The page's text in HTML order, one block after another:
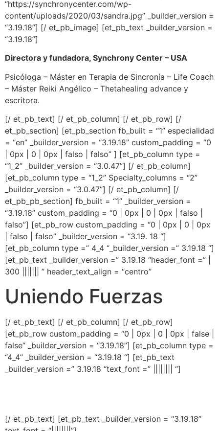
“https://synchronycenter.com/wp-
content/uploads/2020/03/sandra.jpg” _builder_version =
“3.19.18”] [/ et_pb_image] [et_pb_text _builder_version =
“3.19.18”]
Directora y fundadora, Synchrony Center – USA
Psicóloga – Máster en Terapia de Sincronía – Life Coach
– Máster Reiki Angélico – Thetahealing advance y
escritora.
[/ et_pb_text] [/ et_pb_column] [/ et_pb_row] [/
et_pb_section] [et_pb_section fb_built = “1” especialidad
= “en” _builder_version = “3.19.18” custom_padding = “0
| 0px | 0 | 0px | falso | falso” ] [et_pb_column type =
“1_2” _builder_version = “3.0.47”] [/ et_pb_column]
[et_pb_column type = “1_2” Specialty_columns = “2”
_builder_version = “3.0.47”] [/ et_pb_column] [/
et_pb_pb_section] fb_built = “1” _builder_version =
“3.19.18” custom_padding = “0 | 0px | 0 | 0px | falso |
falso”] [et_pb_row custom_padding = “0 | 0px | 0 | 0px
| falso | falso” _builder_version = “3.19. 18 “]
[et_pb_column type =” 4_4 “_builder_version =” 3.19.18 “]
[et_pb_text _builder_version =” 3.19.18 “header_font =” |
300 ||||||| ” header_text_align = “centro”
Uniendo Fuerzas
[/ et_pb_text] [/ et_pb_column] [/ et_pb_row]
[et_pb_row custom_padding = “0 | 0px | 0 | 0px | false |
false” _builder_version = “3.19.18”] [et_pb_column type =
“4_4” _builder_version = “3.19.18 “] [et_pb_text
_builder_version =” 3.19.18 “text_font =” |||||||| “]
[/ et_pb_text] [et_pb_text _builder_version = “3.19.18”